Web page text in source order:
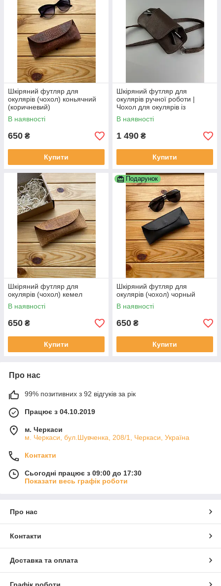
Шкіряний футляр для
окулярів (чохол) коньячний
(коричневий)
В наявності
650 ₴
Купити
Шкіряний футляр для
окулярів ручної роботи |
Чохол для окулярів із
натуральної шкіри
коричневий
В наявності
1 490 ₴
Купити
Шкіряний футляр для
окулярів (чохол) кемел
В наявності
650 ₴
Купити
Подарунок
Шкіряний футляр для
окулярів (чохол) чорный
В наявності
650 ₴
Купити
Про нас
99% позитивних з 92 відгуків за рік
Працює з 04.10.2019
м. Черкаси
м. Черкаси, бул.Шувченка, 208/1, Черкаси, Україна
Контакти
Сьогодні працює з 09:00 до 17:30
Показати весь графік роботи
Про нас
Контакти
Доставка та оплата